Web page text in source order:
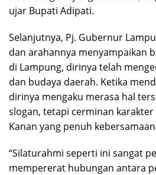
ujar Bupati Adipati.
Selanjutnya, Pj. Gubernur
dan arahannya menyampaikan
di Lampung, dirinya telah
dan budaya daerah. Ketika
dirinya mengaku merasa hal
slogan, tetapi cerminan karakter
Kanan yang penuh
“Silaturahmi seperti ini sangat
mempererat hubungan antara